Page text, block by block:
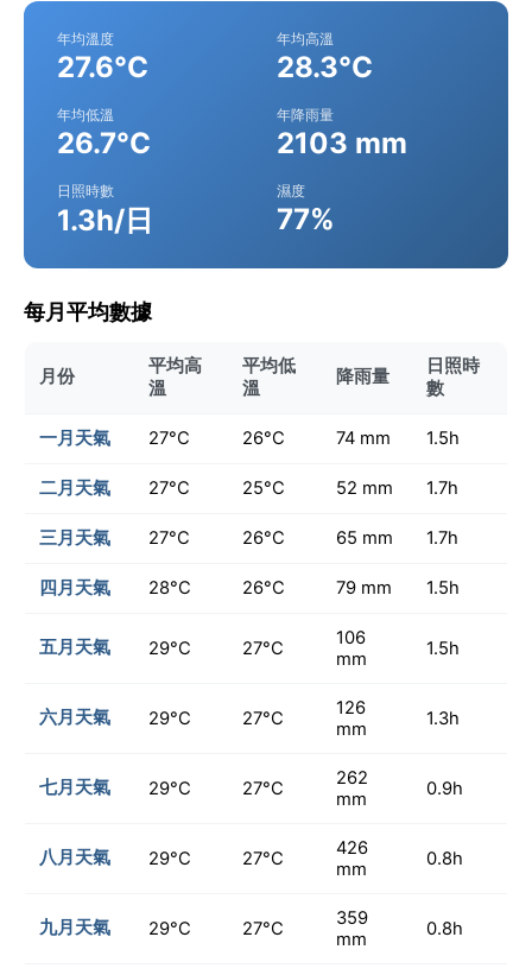
年均溫度
27.6°C
年均高溫
28.3°C
年均低溫
26.7°C
年降雨量
2103 mm
日照時數
1.3h/日
濕度
77%
每月平均數據
月份
平均高
溫
平均低
溫
降雨量
日照時
數
一月天氣 27°C 26°C 74 mm 1.5h
二月天氣 27°C 25°C 52 mm 1.7h
三月天氣 27°C 26°C 65 mm 1.7h
四月天氣 28°C 26°C 79 mm 1.5h
五月天氣 29°C 27°C
106
mm
1.5h
六月天氣 29°C 27°C
126
mm
1.3h
七月天氣 29°C 27°C
262
mm
0.9h
八月天氣 29°C 27°C
426
mm
0.8h
九月天氣 29°C 27°C
359
mm
0.8h